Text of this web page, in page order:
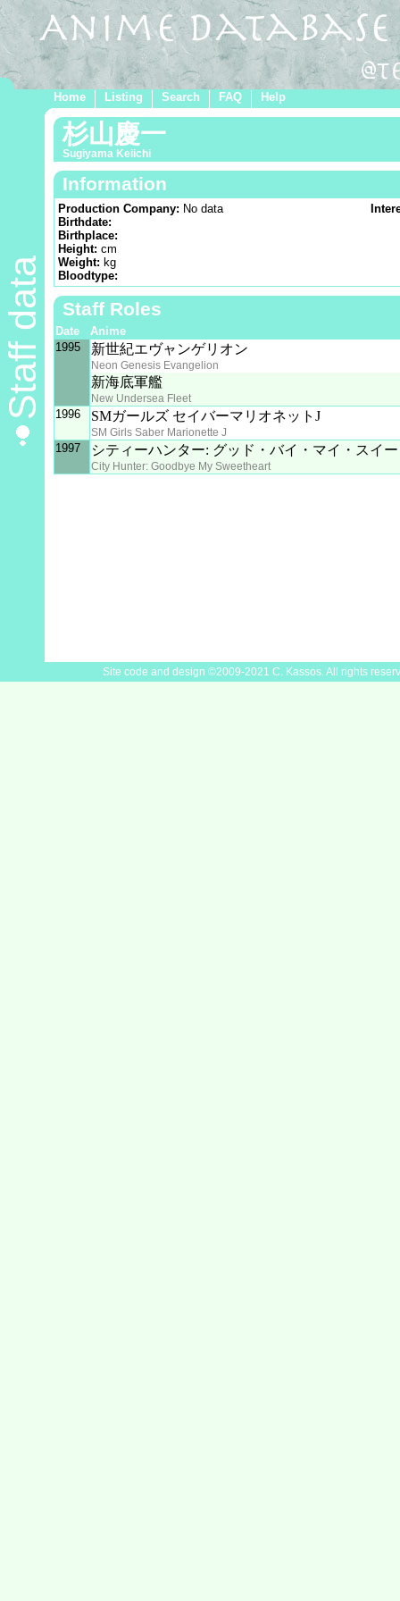
Home Listing Search FAQ Help
Staff data
杉山慶一
Sugiyama Keiichi
Information
Production Company: No data
Birthdate:
Birthplace:
Height: cm
Weight: kg
Bloodtype:
Staff Roles
Date
Anime
1995
新世紀エヴャンゲリオン
Neon Genesis Evangelion
新海底軍艦
New Undersea Fleet
1996 SMガールズ セイバーマリオネットJ
SM Girls Saber Marionette J
1997 シティーハンター: グッド・バイ・マイ・スイ
City Hunter: Goodbye My Sweetheart
Site code and design ©2009-2021 C. Kassos. All rights